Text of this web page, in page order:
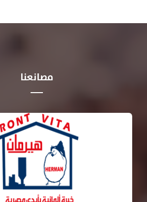
مصانعنا